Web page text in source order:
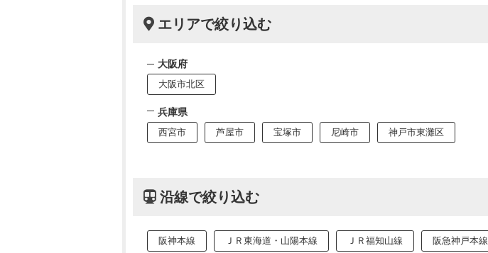
エリアで絞り込む
大阪府
大阪市北区
兵庫県
西宮市 芦屋市 宝塚市 尼崎市 神戸市東灘区
沿線で絞り込む
阪神本線 ＪＲ東海道・山陽本線 ＪＲ福知山線 阪急神戸本線